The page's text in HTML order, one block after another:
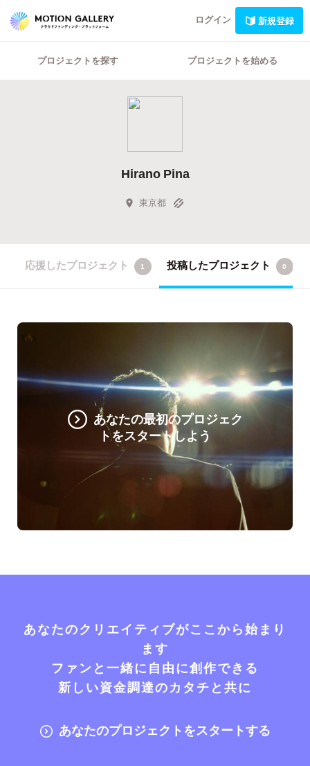
ログイン 新規登録
プロジェクトを探す プロジェクトを始める
Hirano Pina
東京都
応援したプロジェクト 1 投稿したプロジェクト 0
あなたの最初のプロジェク
トをスタートしよう
あなたのクリエイティブがここから始まり
ます
ファンと一緒に自由に創作できる
新しい資金調達のカタチと共に
あなたのプロジェクトをスタートする